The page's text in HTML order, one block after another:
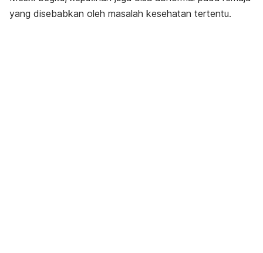
yang disebabkan oleh masalah kesehatan tertentu.